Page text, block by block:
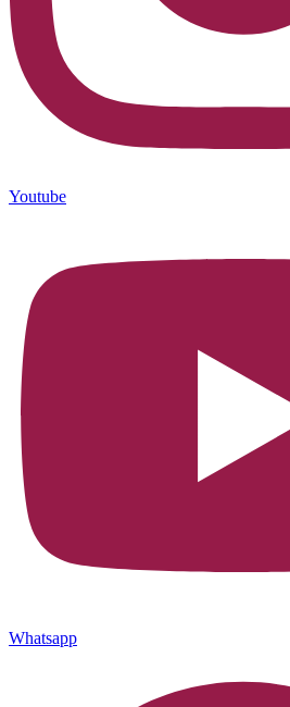
Youtube
Whatsapp